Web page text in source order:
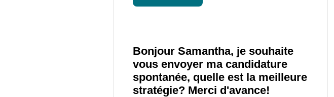
Bonjour Samantha, je souhaite
vous envoyer ma candidature
spontanée, quelle est la meilleure
stratégie? Merci d'avance!